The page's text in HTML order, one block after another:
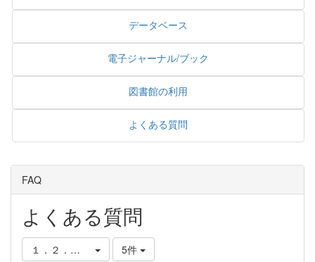
データベース
電子ジャーナル/ブック
図書館の利用
よくある質問
FAQ
よくある質問
１．２．本棚の探し方・借り方・予約の仕方
5件